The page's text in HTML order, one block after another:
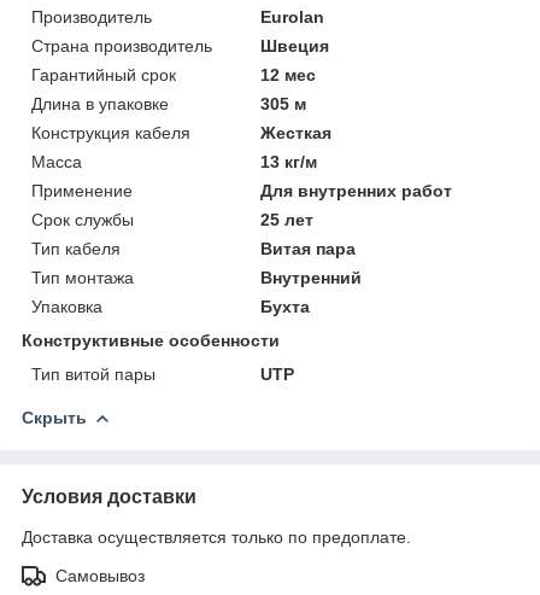
Производитель
Eurolan
Страна производитель
Швеция
Гарантийный срок
12 мес
Длина в упаковке
305 м
Конструкция кабеля
Жесткая
Масса
13 кг/м
Применение
Для внутренних работ
Срок службы
25 лет
Тип кабеля
Витая пара
Тип монтажа
Внутренний
Упаковка
Бухта
Конструктивные особенности
Тип витой пары
UTP
Скрыть
Условия доставки
Доставка осуществляется только по предоплате.
Самовывоз